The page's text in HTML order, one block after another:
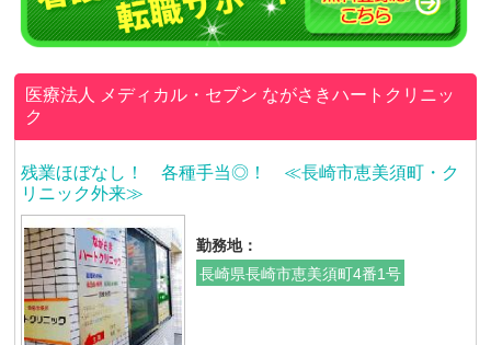
医療法人 メディカル・セブン ながさきハートクリニッ
ク
残業ほぼなし！ 各種手当◎！ ≪長崎市恵美須町・ク
リニック外来≫
勤務地：
長崎県長崎市恵美須町4番1号